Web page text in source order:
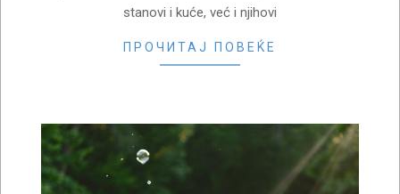
stanovi i kuće, već i njihovi
ПРОЧИТАЈ ПОВЕЌЕ